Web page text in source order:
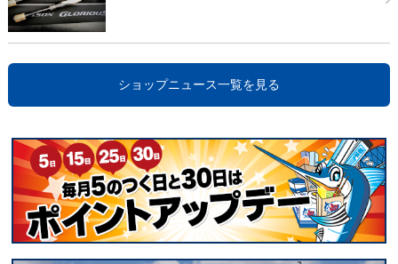
ショップニュース一覧を見る